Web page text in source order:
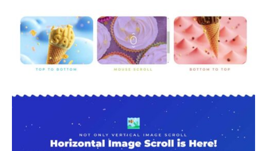
een van de krachtige addons noemen die je kunt
gebruiken.